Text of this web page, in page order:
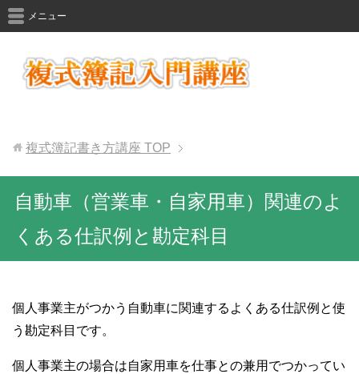
メニュー
複式簿記書き方講座 TOP
自動車（営業車・自家用車）関連のよ
くある仕訳例と勘定科目
個人事業主がつかう自動車に関連するよくある仕訳例と使
う勘定科目です。
個人事業主の場合は自家用車を仕事との兼用でつかってい